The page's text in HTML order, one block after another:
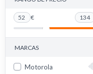
52 € 134
MARCAS
Motorola